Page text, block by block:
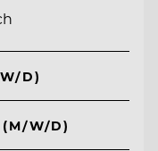
D)
(M/W/D)